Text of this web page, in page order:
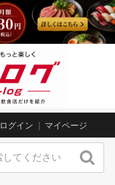
ログイン マイページ